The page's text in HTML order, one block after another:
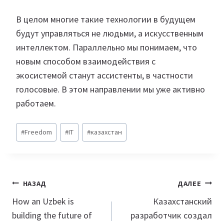
В целом многие такие технологии в будущем
будут управляться не людьми, а искусственным
интеллектом. Параллельно мы понимаем, что
новым способом взаимодействия с
экосистемой станут ассистенты, в частности
голосовые. В этом направлении мы уже активно
работаем.
Метки
записи:
#Freedom #IT #казахстан
Навигация
по
НАЗАД
How an Uzbek is
building the future of
ДАЛЕЕ
Казахстанский
разработчик создал